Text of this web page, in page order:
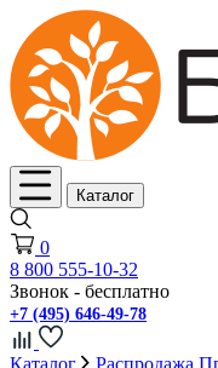
Каталог
0
8 800 555-10-32
Звонок - бесплатно
+7 (495) 646-49-78
Каталог Распродажа